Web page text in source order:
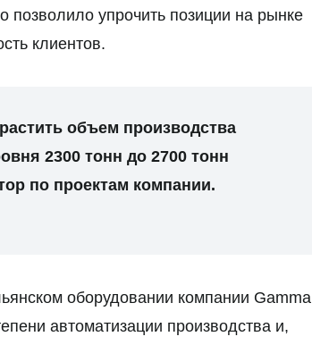
позволило упрочить позиции на рынке
клиентов.
объем производства
2300 тонн до 2700 тонн
по проектам компании.
оборудовании компании Gamma
автоматизации производства и,